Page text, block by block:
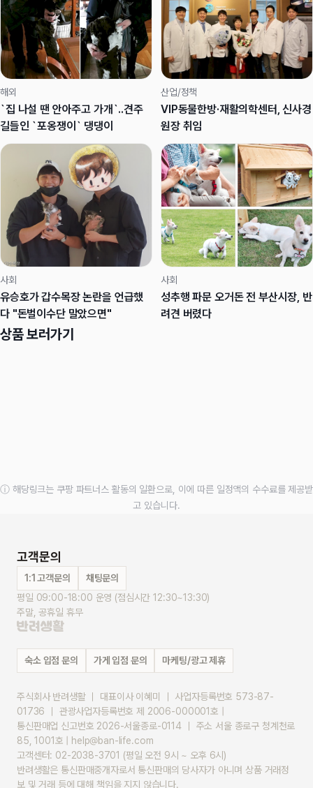
해외
`집 나설 땐 안아주고 가개`..견주
길들인 `포옹쟁이` 댕댕이
산업/정책
VIP동물한방·재활의학센터, 신사경
원장 취임
사회
유승호가 갑수목장 논란을 언급했
다 "돈벌이수단 말았으면"
사회
성추행 파문 오거돈 전 부산시장, 반
려견 버렸다
상품 보러가기
ⓘ 해당링크는 쿠팡 파트너스 활동의 일환으로, 이에 따른 일정액의 수수료를 제공받
고 있습니다.
고객문의
1:1 고객문의
채팅문의
평일 09:00-18:00 운영 (점심시간 12:30~13:30)
주말, 공휴일 휴무
숙소 입점 문의 가게 입점 문의 마케팅/광고 제휴
주식회사 반려생활 ｜ 대표이사 이혜미 ｜ 사업자등록번호 573-87-
01736 ｜ 관광사업자등록번호 제 2006-000001호 |
통신판매업 신고번호 2026-서울종로-0114 ｜ 주소 서울 종로구 청계천로
85, 1001호 | help@ban-life.com
고객센터: 02-2038-3701 (평일 오전 9시 ~ 오후 6시)
반려생활은 통신판매중개자로서 통신판매의 당사자가 아니며 상품 거래정
보 및 거래 등에 대해 책임을 지지 않습니다.